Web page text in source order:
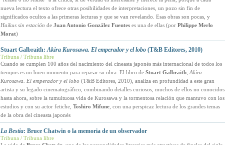
nueva lectura el texto ofrece otras posibilidades de interpretaciones, un pozo sin fin de
significados ocultos a las primeras lecturas y que se van revelando. Esas obras son pocas, y
Haikus sin estación de Juan Antonio González Fuenteses una de ellas (por Philippe Merlo
Morat)
Stuart Galbraith:Akira Kurosawa. El emperador y el lobo(T&B Editores, 2010)
Tribuna / Tribuna libre
Cuando se cumplen 100 años del nacimiento del cineasta japonés más internacional de todos los
tiempos es un buen momento para repasar su obra. El libro de Stuart Galbraith, Akira
Kurosawa. El emperador y el lobo (T&B Editores, 2010), analiza en profundidad a este gran
artista y su legado cinematográfico, combinando detalles curiosos, muchos de ellos no conocidos
hasta ahora, sobre la tumultuosa vida de Kurosawa y la tormentosa relación que mantuvo con los
estudios y con su actor fetiche, Toshiro Mifune, con una perspicaz lectura de los grandes temas
de la obra del cineasta japonés
La Bestia: Bruce Chatwin o la memoria de un observador
Tribuna / Tribuna libre